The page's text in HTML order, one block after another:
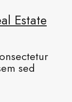
Estate
sed